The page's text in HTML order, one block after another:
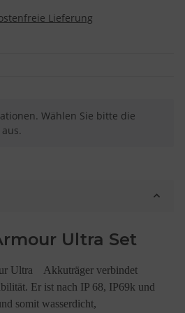
Lieferung
Wählen Sie bitte die
Ultra Set
Ultra Akkuträger verbindet
Er ist nach IP 68, IP69k und
somit wasserdicht,